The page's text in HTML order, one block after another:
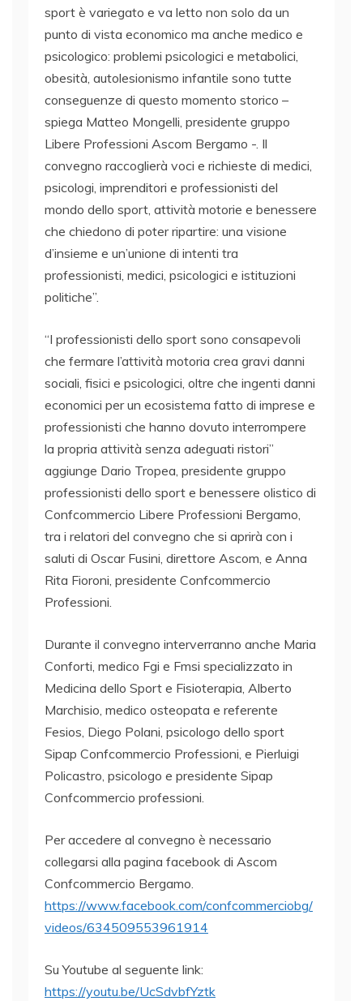
sport è variegato e va letto non solo da un
punto di vista economico ma anche medico e
psicologico: problemi psicologici e metabolici,
obesità, autolesionismo infantile sono tutte
conseguenze di questo momento storico –
spiega Matteo Mongelli, presidente gruppo
Libere Professioni Ascom Bergamo -. Il
convegno raccoglierà voci e richieste di medici,
psicologi, imprenditori e professionisti del
mondo dello sport, attività motorie e benessere
che chiedono di poter ripartire: una visione
d’insieme e un’unione di intenti tra
professionisti, medici, psicologici e istituzioni
politiche”.
“I professionisti dello sport sono consapevoli
che fermare l’attività motoria crea gravi danni
sociali, fisici e psicologici, oltre che ingenti danni
economici per un ecosistema fatto di imprese e
professionisti che hanno dovuto interrompere
la propria attività senza adeguati ristori”
aggiunge Dario Tropea, presidente gruppo
professionisti dello sport e benessere olistico di
Confcommercio Libere Professioni Bergamo,
tra i relatori del convegno che si aprirà con i
saluti di Oscar Fusini, direttore Ascom, e Anna
Rita Fioroni, presidente Confcommercio
Professioni.
Durante il convegno interverranno anche Maria
Conforti, medico Fgi e Fmsi specializzato in
Medicina dello Sport e Fisioterapia, Alberto
Marchisio, medico osteopata e referente
Fesios, Diego Polani, psicologo dello sport
Sipap Confcommercio Professioni, e Pierluigi
Policastro, psicologo e presidente Sipap
Confcommercio professioni.
Per accedere al convegno è necessario
collegarsi alla pagina facebook di Ascom
Confcommercio Bergamo.
https://www.facebook.com/confcommerciobg/
videos/634509553961914
Su Youtube al seguente link:
https://youtu.be/UcSdvbfYztk